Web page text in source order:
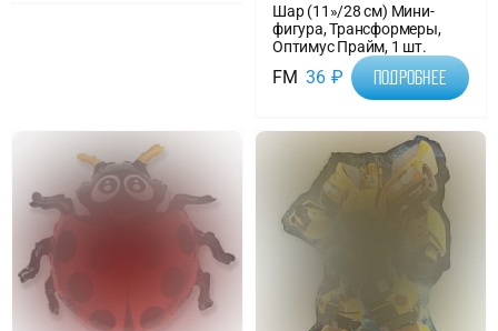
Шар (11»/28 см) Мини-
фигура, Трансформеры,
Оптимус Прайм, 1 шт.
FM 36 ₽ Подробнее